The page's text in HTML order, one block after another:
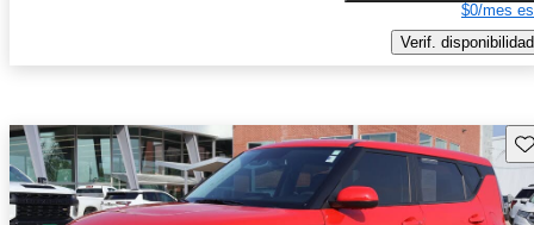
$0/mes
Verif. disponibilidad